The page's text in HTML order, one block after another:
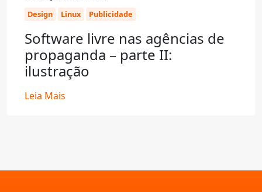
Design Linux Publicidade
Software livre nas agências de
propaganda – parte II:
ilustração
Leia Mais